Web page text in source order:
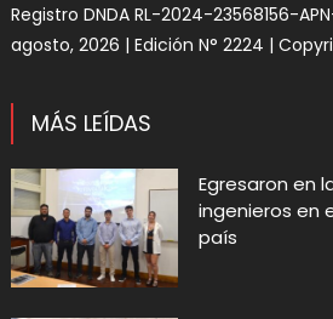
Registro DNDA RL-2024-23568156-
agosto, 2026 | Edición N° 2224 |
MÁS LEÍDAS
Egresaron en
ingenieros en
país